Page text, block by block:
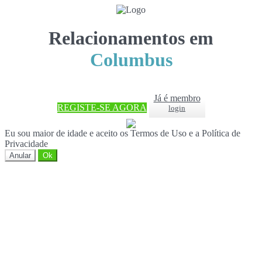
Relacionamentos em
Columbus
REGISTE-SE AGORA
Já é membro
login
Eu sou maior de idade e aceito os Termos de Uso e a Política de
Privacidade
Anular Ok